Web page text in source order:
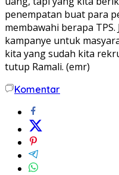
penempatan buat para
membawahi berapa
kampanye untuk
kita yang sudah kita
tutup Ramali. (emr)
Komentar